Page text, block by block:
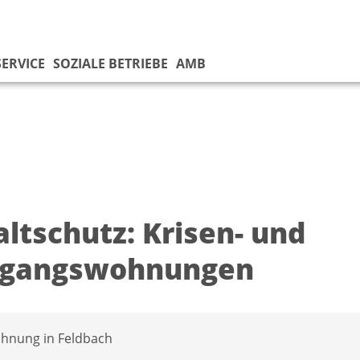
SOZIALE BETRIEBE AMB
Krisen- und
in Feldbach